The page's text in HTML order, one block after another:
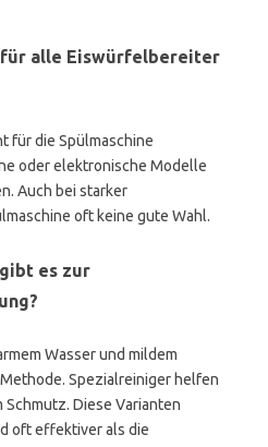
für alle Eiswürfelbereiter
für die Spülmaschine
oder elektronische Modelle
Auch bei starker
oft keine gute Wahl.
es zur
Wasser und mildem
Spezialreiniger helfen
Schmutz. Diese Varianten
oft effektiver als die